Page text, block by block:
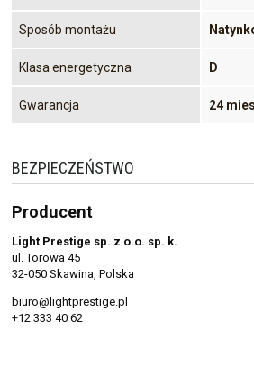
Sposób montażu
Klasa energetyczna D
Gwarancja 24
BEZPIECZEŃSTWO
Producent
Light Prestige sp. z o.o. sp. k.
ul. Torowa 45
32-050 Skawina, Polska
biuro@lightprestige.pl
+12 333 40 62